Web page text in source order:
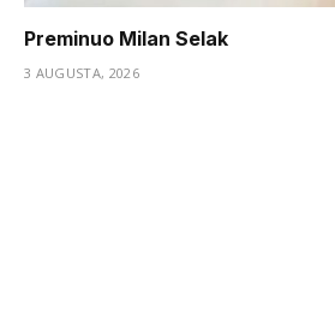
Preminuo Milan Selak
3 AUGUSTA, 2026